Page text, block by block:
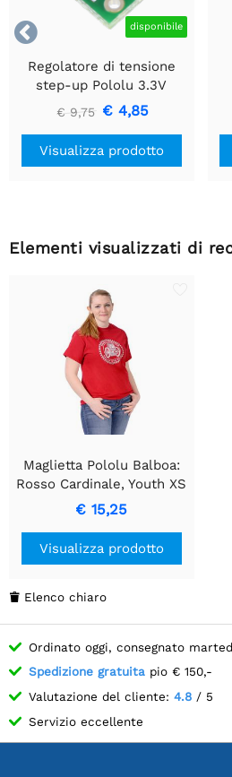
 disponibile
Regolatore di tensione
step-up Pololu 3.3V
U1V10F3
€ 9,75 € 4,85
Visualizza prodotto
Elementi visualizzati di
Maglietta Pololu Balboa:
Rosso Cardinale, Youth XS
€ 15,25
Visualizza prodotto
 Elenco chiaro
Ordinato oggi, consegnato
Spedizione gratuita pio € 150,-
Valutazione del cliente: 4.8 / 5
Servizio eccellente